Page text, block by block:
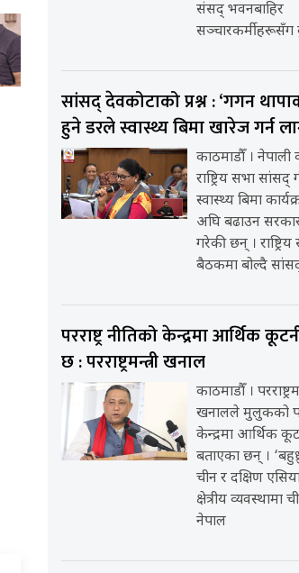
संसद् भवनबाहिर
सञ्चारकर्मीहरूसँग
सांसद् देवकोटाको प्रश्न : ‘गगन
हुने डरले स्वास्थ्य बिमा खारेज गर्न
काठमाडौँ । नेपाली
राष्ट्रिय सभा
स्वास्थ्य बिमा
अघि बढाउन
गरेकी छन् ।
बैठकमा बोल्दै
परराष्ट्र नीतिको केन्द्रमा आर्थिक
छ : परराष्ट्रमन्त्री खनाल
काठमाडौँ ।
खनालले मुलुकको
केन्द्रमा आर्थिक
बताएका छन् ।
चीन र दक्षिण
क्षेत्रीय व्यवस्थामा
नेपाल